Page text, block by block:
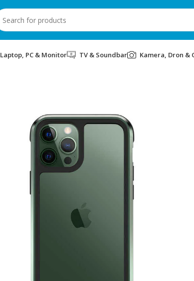
Laptop, PC & Monitor TV & Soundbar Kamera, Dron &